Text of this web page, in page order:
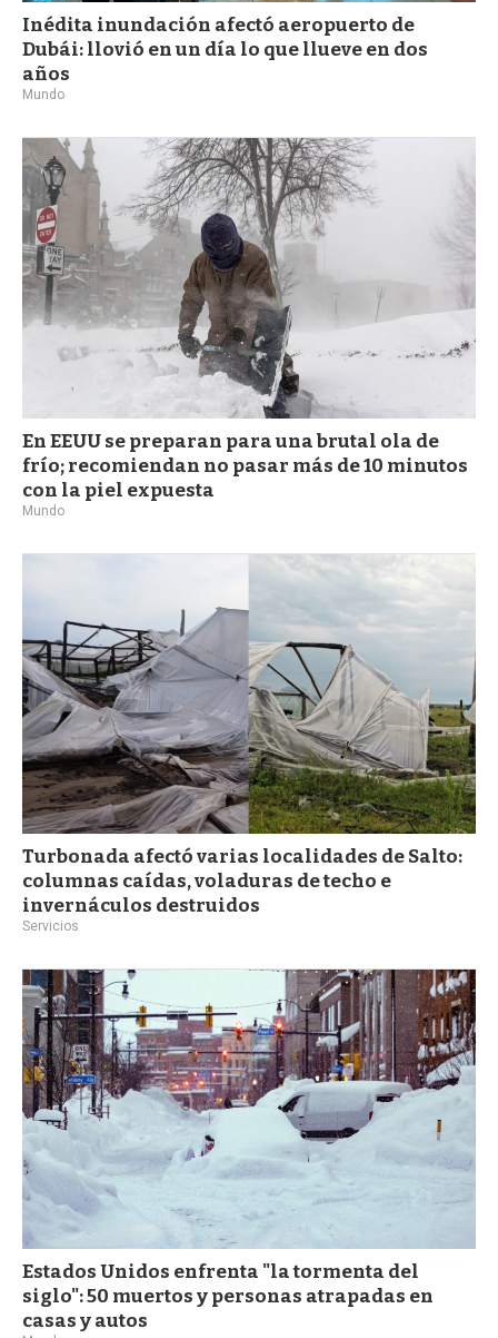
Inédita inundación afectó aeropuerto de
Dubái: llovió en un día lo que llueve en dos
años
Mundo
En EEUU se preparan para una brutal ola de
frío; recomiendan no pasar más de 10 minutos
con la piel expuesta
Mundo
Turbonada afectó varias localidades de Salto:
columnas caídas, voladuras de techo e
invernáculos destruidos
Servicios
Estados Unidos enfrenta "la tormenta del
siglo": 50 muertos y personas atrapadas en
casas y autos